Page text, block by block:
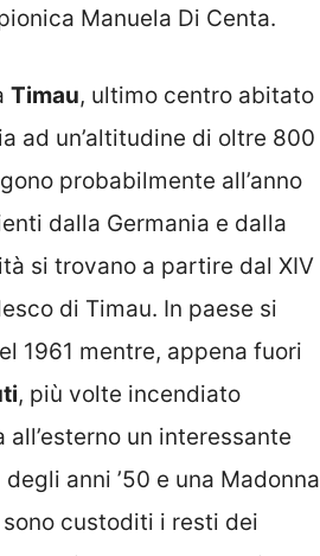
Manuela Di Centa.
Timau, ultimo centro abitato
ad un’altitudine di oltre 800
probabilmente all’anno
dalla Germania e dalla
si trovano a partire dal XIV
di Timau. In paese si
1961 mentre, appena fuori
, più volte incendiato
un interessante
anni ’50 e una Madonna
custoditi i resti dei